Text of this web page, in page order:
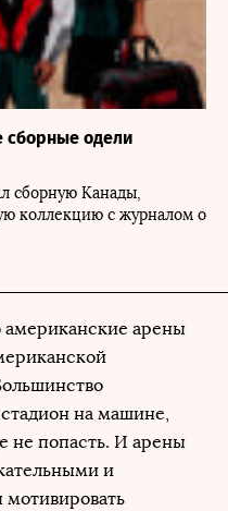
сборные одели
сборную Канады,
коллекцию с журналом о
американские арены
на машине,
не попасть. И арены
и